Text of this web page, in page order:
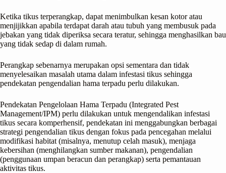
Ketika tikus terperangkap, dapat menimbulkan kesan kotor atau
menjijikkan apabila terdapat darah atau tubuh yang membusuk pada
jebakan yang tidak diperiksa secara teratur, sehingga menghasilkan bau
yang tidak sedap di dalam rumah.
Perangkap sebenarnya merupakan opsi sementara dan tidak
menyelesaikan masalah utama dalam infestasi tikus sehingga
pendekatan pengendalian hama terpadu perlu dilakukan.
Pendekatan Pengelolaan Hama Terpadu (Integrated Pest
Management/IPM) perlu dilakukan untuk mengendalikan infestasi
tikus secara komperhensif, pendekatan ini menggabungkan berbagai
strategi pengendalian tikus dengan fokus pada pencegahan melalui
modifikasi habitat (misalnya, menutup celah masuk), menjaga
kebersihan (menghilangkan sumber makanan), pengendalian
(penggunaan umpan beracun dan perangkap) serta pemantauan
aktivitas tikus.